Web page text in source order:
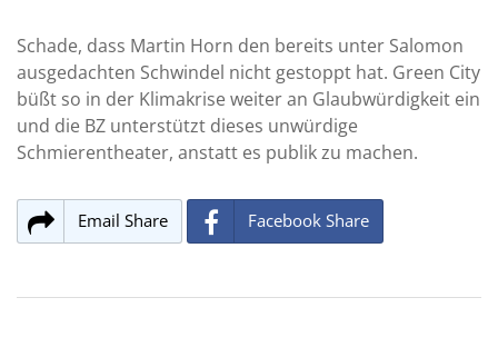
Schade, dass Martin Horn den bereits unter Salomon
ausgedachten Schwindel nicht gestoppt hat. Green City
büßt so in der Klimakrise weiter an Glaubwürdigkeit ein
und die BZ unterstützt dieses unwürdige
Schmierentheater, anstatt es publik zu machen.
Email Share Facebook Share